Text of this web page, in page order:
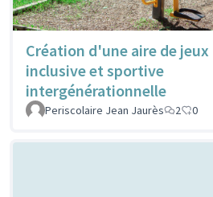
Création d'une aire de jeux
inclusive et sportive
intergénérationnelle
Periscolaire Jean Jaurès 2 0